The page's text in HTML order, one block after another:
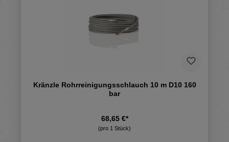
Kränzle Rohrreinigungsschlauch 10 m D10 160
bar
68,65 €*
(pro 1 Stück)